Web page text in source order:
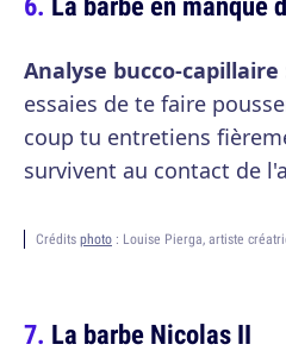
Analyse bucco-capillaire
essaies de te faire
coup tu entretiens
survivent au contact de
Crédits photo : Louise Pierga, artiste
La barbe Nicolas II